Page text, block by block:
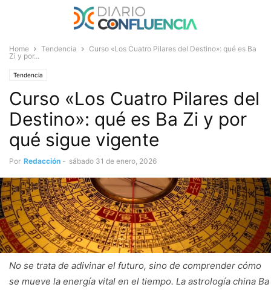
Home Tendencia
Curso «Los Cuatro Pilares del Destino»: qué es Ba
Zi y por...
Tendencia
Curso «Los Cuatro Pilares del
Destino»: qué es Ba Zi y por
qué sigue vigente
Por Redacción - sábado 31 de enero, 2026
No se trata de adivinar el futuro, sino de comprender cómo
se mueve la energía vital en el tiempo. La astrología china Ba